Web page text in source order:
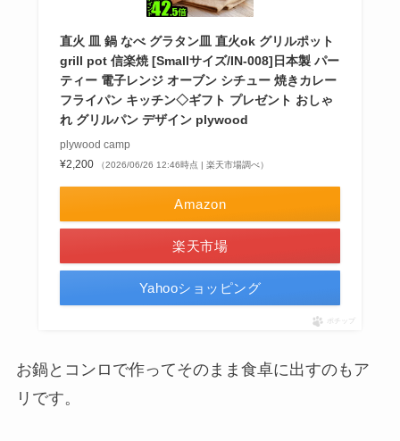
直火 皿 鍋 なべ グラタン皿 直火ok グリルポット
grill pot 信楽焼 [Smallサイズ/IN-008]日本製 パー
ティー 電子レンジ オーブン シチュー 焼きカレー
フライパン キッチン◇ギフト プレゼント おしゃ
れ グリルパン デザイン plywood
plywood camp
¥2,200
（2026/06/26 12:46時点 | 楽天市場調べ）
Amazon
楽天市場
Yahooショッピング
ポチップ
お鍋とコンロで作ってそのまま食卓に出すのもア
リです。